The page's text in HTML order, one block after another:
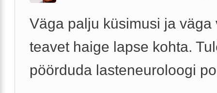
Väga palju küsimusi ja väga
teavet haige lapse kohta.
pöörduda lasteneuroloogi